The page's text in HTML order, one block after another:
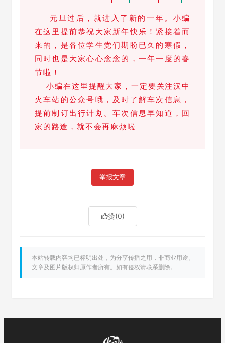
元旦过后，就进入了新的一年。小编
在这里提前恭祝大家新年快乐！紧接着而
来的，是各位学生党们期盼已久的寒假，
同时也是大家心心念念的，一年一度的春
节啦！
小编在这里提醒大家，一定要关注汉中
火车站的公众号哦，及时了解车次信息，
提前制订出行计划。车次信息早知道，回
家的路途，就不会再麻烦啦
举报文章
赞(0)
本站转载内容均已标明出处，为分享传播之用，非商业用途。
文章及图片版权归原作者所有。如有侵权请联系删除。